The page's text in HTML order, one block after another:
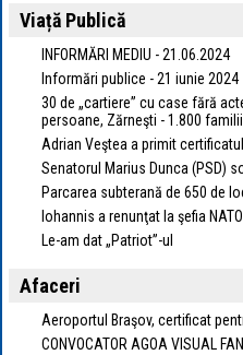
Viață Publică
INFORMĂRI MEDIU - 21.06.2024
Informări publice - 21 iunie 2024
30 de „cartiere” cu case fără
persoane, Zărneşti - 1.800 familii
Adrian Veştea a primit
Senatorul Marius Dunca (PSD)
Parcarea subterană de 650 de
Iohannis a renunţat la şefia NATO
Le-am dat „Patriot”-ul
Afaceri
Aeroportul Braşov, certificat
CONVOCATOR AGOA VISUAL